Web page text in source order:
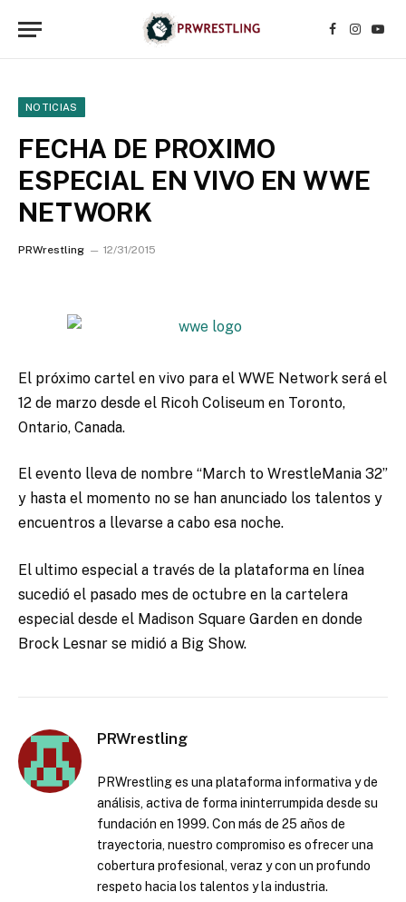
Facebook
NOTICIAS
FECHA DE PROXIMO
ESPECIAL EN VIVO EN WWE
NETWORK
PRWrestling 12/31/2015
El próximo cartel en vivo para el WWE Network será el
12 de marzo desde el Ricoh Coliseum en Toronto,
Ontario, Canada.
El evento lleva de nombre “March to WrestleMania 32”
y hasta el momento no se han anunciado los talentos y
encuentros a llevarse a cabo esa noche.
El ultimo especial a través de la plataforma en línea
sucedió el pasado mes de octubre en la cartelera
especial desde el Madison Square Garden en donde
Brock Lesnar se midió a Big Show.
PRWrestling
PRWrestling es una plataforma informativa y de
análisis, activa de forma ininterrumpida desde su
fundación en 1999. Con más de 25 años de
trayectoria, nuestro compromiso es ofrecer una
cobertura profesional, veraz y con un profundo
respeto hacia los talentos y la industria.